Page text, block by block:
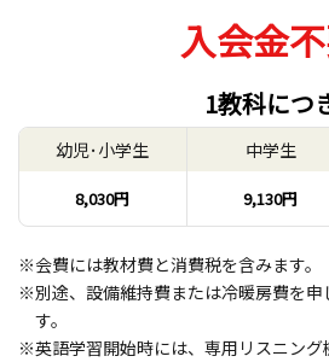
入会金
1教科につ
幼児･小学生
8,030円
中学生
9,130円
※会費には教材費と消費税を含みます。
※別途、設備維持費または冷暖房費を申
す。
※英語学習開始時には、専用リスニン